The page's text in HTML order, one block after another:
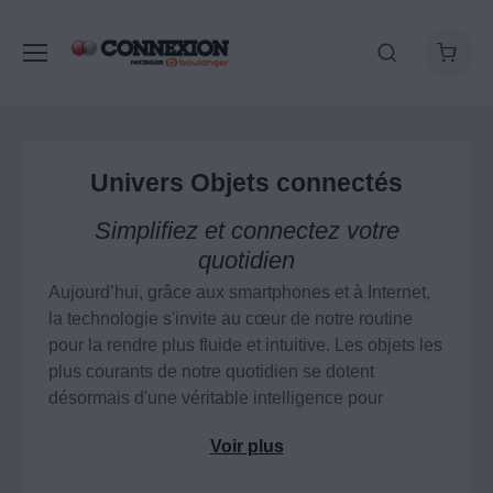
Univers Objets connectés
Simplifiez et connectez votre
quotidien
Aujourd’hui, grâce aux smartphones et à Internet,
la technologie s'invite au cœur de notre routine
pour la rendre plus fluide et intuitive. Les objets les
plus courants de notre quotidien se dotent
désormais d'une véritable intelligence pour
Voir plus